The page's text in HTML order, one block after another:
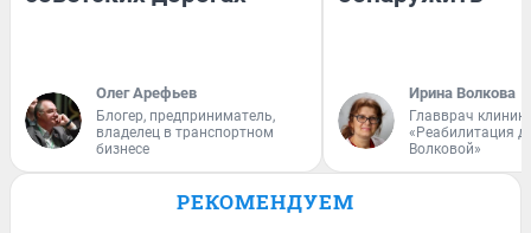
Олег Арефьев
Блогер, предприниматель,
владелец в транспортном
бизнесе
Ирина Волкова
Главврач
«Реабилитация
Волковой»
РЕКОМЕНДУЕМ